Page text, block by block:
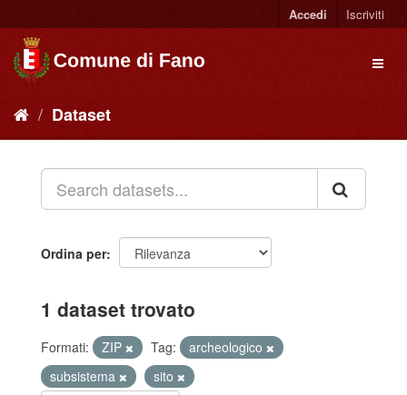
Accedi Iscriviti
Dataset
Ordina per
1 dataset trovato
Formati: ZIP Tag:
archeologico
subsistema
sito